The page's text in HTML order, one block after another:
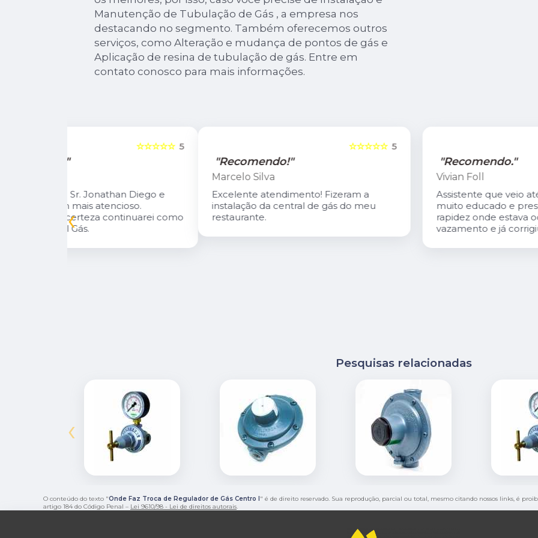
Manutenção de Tubulação de Gás , a empresa nos
destacando no segmento. Também oferecemos outros
serviços, como Alteração e mudança de pontos de gás e
Aplicação de resina de tubulação de gás. Entre em
contato conosco para mais informações.
Excelente atendimento! Fizeram a
instalação da central de gás do meu
restaurante.
Assistente que veio até a residência
muito educado e prestativo, achou com
rapidez onde estava ocorrendo o
vazamento e já corrigiu o problema.
‹
Pesquisas relacionadas
‹
O conteúdo do texto "Onde Faz Troca de Regulador de Gás Centro I" é de direito reservado. Sua reprodução, parcial ou total, mesmo citando nossos links, é
artigo 184 do Código Penal – Lei 9610/98 - Lei de direitos autorais.